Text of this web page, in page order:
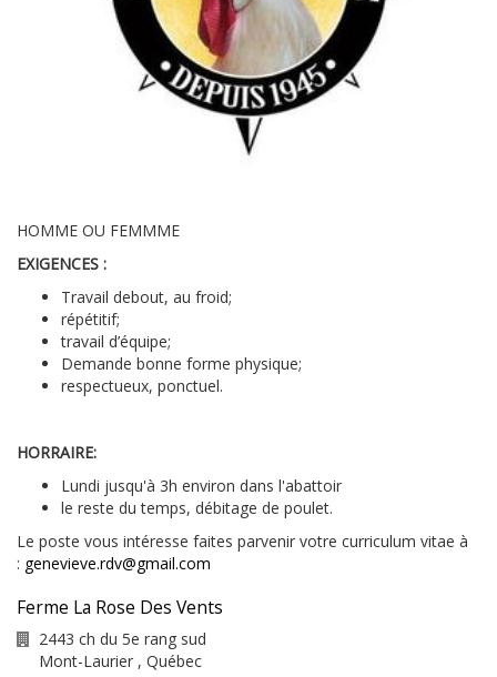
HOMME OU FEMMME
EXIGENCES :
Travail debout, au froid;
répétitif;
travail d’équipe;
Demande bonne forme physique;
respectueux, ponctuel.
HORRAIRE:
Lundi jusqu'à 3h environ dans l'abattoir
le reste du temps, débitage de poulet.
Le poste vous intéresse faites parvenir votre curriculum vitae à
: genevieve.rdv@gmail.com
Ferme La Rose Des Vents
2443 ch du 5e rang sud
Mont-Laurier , Québec